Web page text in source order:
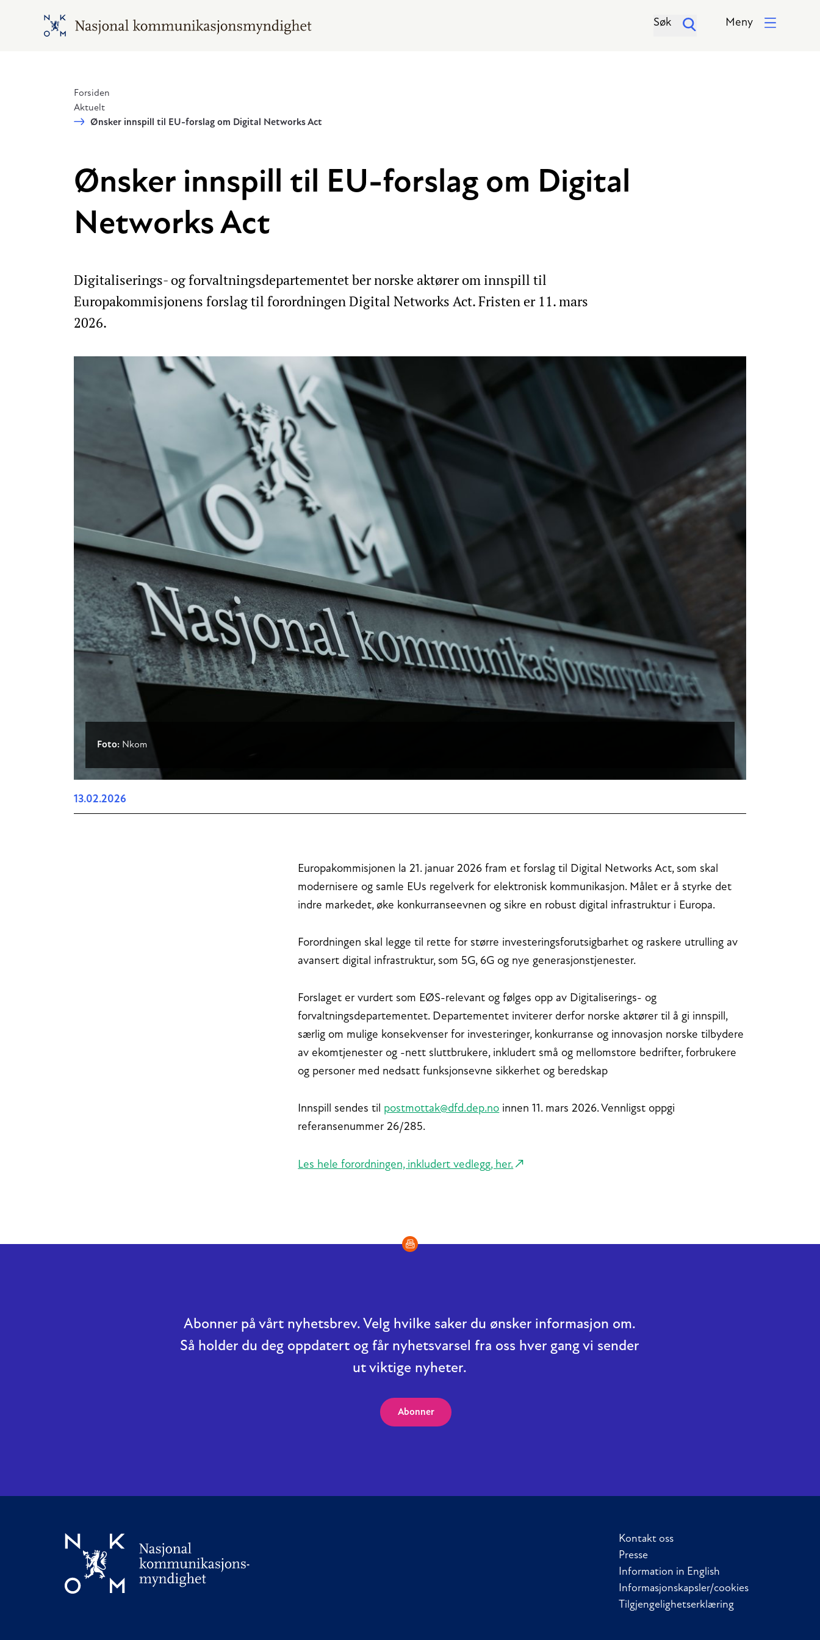
Hopp til hovedinnhold
Gå til hovedsiden Søk Meny
Forsiden
Aktuelt
Ønsker innspill til EU-forslag om Digital Networks Act
Ønsker innspill til EU-forslag om Digital
Networks Act
Digitaliserings- og forvaltningsdepartementet ber norske aktører om innspill til
Europakommisjonens forslag til forordningen Digital Networks Act. Fristen er 11. mars
2026.
Foto: Nkom
13.02.2026
Europakommisjonen la 21. januar 2026 fram et forslag til Digital Networks Act, som skal
modernisere og samle EUs regelverk for elektronisk kommunikasjon. Målet er å styrke det
indre markedet, øke konkurranseevnen og sikre en robust digital infrastruktur i Europa.
Forordningen skal legge til rette for større investeringsforutsigbarhet og raskere utrulling av
avansert digital infrastruktur, som 5G, 6G og nye generasjonstjenester.
Forslaget er vurdert som EØS-relevant og følges opp av Digitaliserings- og
forvaltningsdepartementet. Departementet inviterer derfor norske aktører til å gi innspill,
særlig om mulige konsekvenser for investeringer, konkurranse og innovasjon norske tilbydere
av ekomtjenester og -nett sluttbrukere, inkludert små og mellomstore bedrifter, forbrukere
og personer med nedsatt funksjonsevne sikkerhet og beredskap
Innspill sendes til postmottak@dfd.dep.no innen 11. mars 2026. Vennligst oppgi
referansenummer 26/285.
Les hele forordningen, inkludert vedlegg, her.
Abonner på vårt nyhetsbrev. Velg hvilke saker du ønsker informasjon om.
Så holder du deg oppdatert og får nyhetsvarsel fra oss hver gang vi sender
ut viktige nyheter.
Abonner
Kontakt oss
Presse
Information in English
Informasjonskapsler/cookies
Tilgjengelighetserklæring